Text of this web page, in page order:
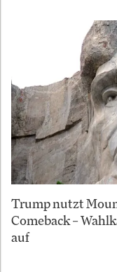
Trump nutzt
Comeback –
auf